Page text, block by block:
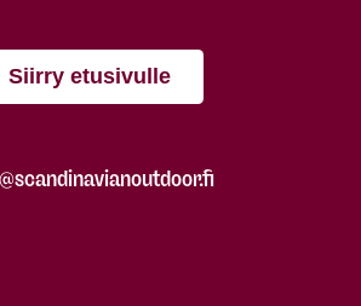
Siirry etusivulle